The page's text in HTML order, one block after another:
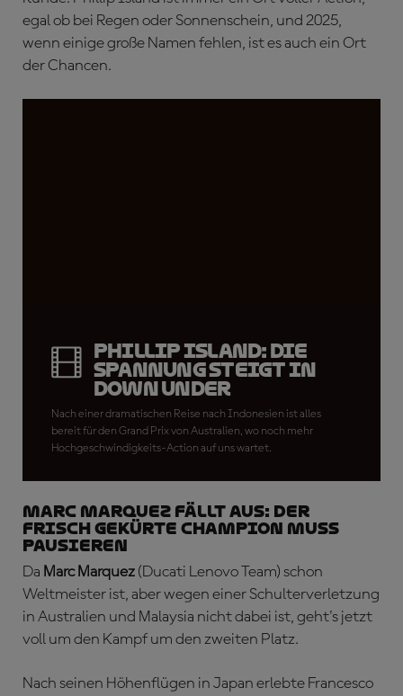
egal ob bei Regen oder Sonnenschein, und 2025,
wenn einige große Namen fehlen, ist es auch ein Ort
der Chancen.
Phillip Island: Die
Spannung steigt in
Down Under
Nach einer dramatischen Reise nach Indonesien ist alles
bereit für den Grand Prix von Australien, wo noch mehr
Hochgeschwindigkeits-Action auf uns wartet.
MARC MARQUEZ FÄLLT AUS: Der
frisch gekürte Champion muss
pausieren
Da Marc Marquez (Ducati Lenovo Team) schon
Weltmeister ist, aber wegen einer Schulterverletzung
in Australien und Malaysia nicht dabei ist, geht's jetzt
voll um den Kampf um den zweiten Platz.
Nach seinen Höhenflügen in Japan erlebte Francesco